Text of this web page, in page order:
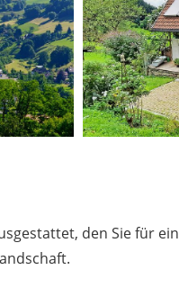
den Sie für